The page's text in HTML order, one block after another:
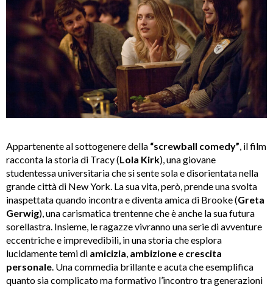
Appartenente al sottogenere della “screwball comedy”, il film
racconta la storia di Tracy (Lola Kirk), una giovane
studentessa universitaria che si sente sola e disorientata nella
grande città di New York. La sua vita, però, prende una svolta
inaspettata quando incontra e diventa amica di Brooke (Greta
Gerwig), una carismatica trentenne che è anche la sua futura
sorellastra. Insieme, le ragazze vivranno una serie di avventure
eccentriche e imprevedibili, in una storia che esplora
lucidamente temi di amicizia, ambizionee crescita
personale. Una commedia brillante e acuta che esemplifica
quanto sia complicato ma formativo l’incontro tra generazioni